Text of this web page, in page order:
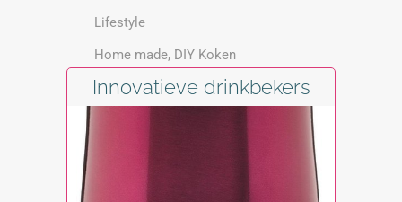
Lifestyle
Home made, DIY Koken
Innovatieve drinkbekers